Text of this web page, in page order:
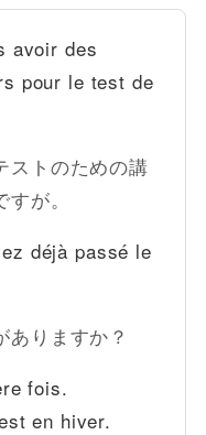
avoir des
pour le test de
ストのための講
が。
déjà passé le
ありますか？
fois.
en hiver.